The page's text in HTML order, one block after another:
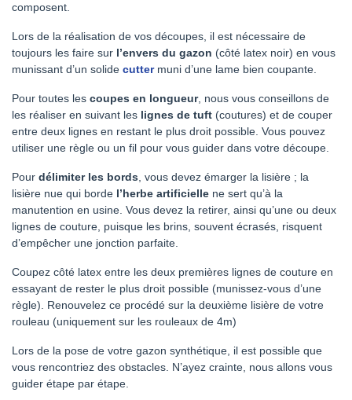
composent.
Lors de la réalisation de vos découpes, il est nécessaire de
toujours les faire sur l’envers du gazon (côté latex noir) en vous
munissant d’un solide cutter muni d’une lame bien coupante.
Pour toutes les coupes en longueur, nous vous conseillons de
les réaliser en suivant les lignes de tuft (coutures) et de couper
entre deux lignes en restant le plus droit possible. Vous pouvez
utiliser une règle ou un fil pour vous guider dans votre découpe.
Pour délimiter les bords , vous devez émarger la lisière ; la
lisière nue qui borde l’herbe artificielle ne sert qu’à la
manutention en usine. Vous devez la retirer, ainsi qu’une ou deux
lignes de couture, puisque les brins, souvent écrasés, risquent
d’empêcher une jonction parfaite.
Coupez côté latex entre les deux premières lignes de couture en
essayant de rester le plus droit possible (munissez-vous d’une
règle). Renouvelez ce procédé sur la deuxième lisière de votre
rouleau (uniquement sur les rouleaux de 4m)
Lors de la pose de votre gazon synthétique, il est possible que
vous rencontriez des obstacles. N’ayez crainte, nous allons vous
guider étape par étape.